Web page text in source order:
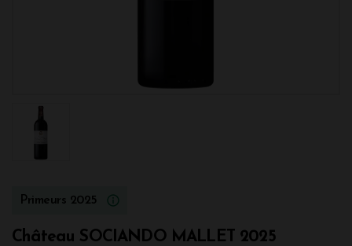
Primeurs 2025
Château SOCIANDO MALLET 2025